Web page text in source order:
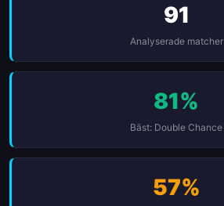
91
Analyserade matcher
81%
Bäst: Double Chance
57%